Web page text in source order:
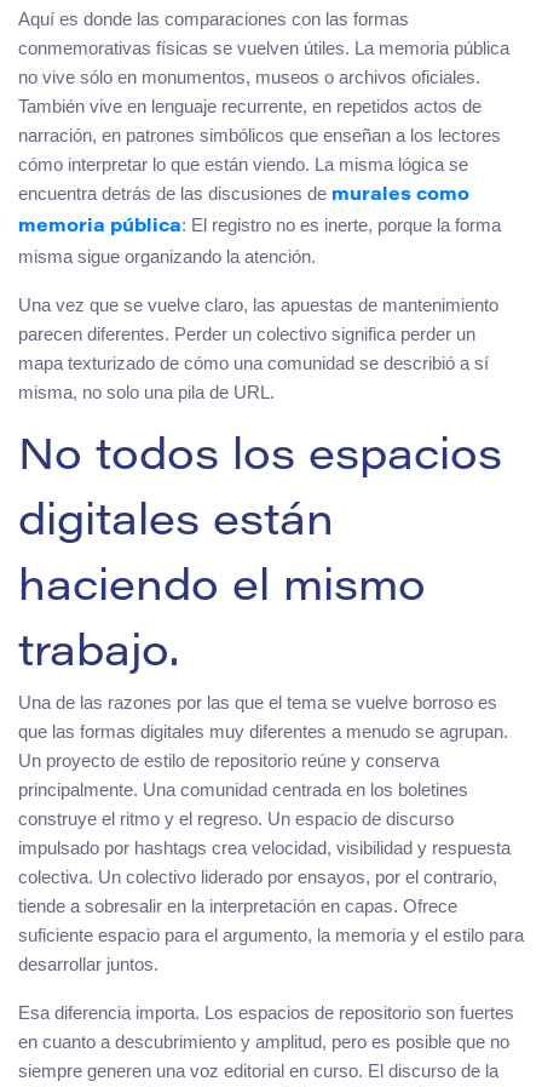
Aquí es donde las comparaciones con las formas
conmemorativas físicas se vuelven útiles. La memoria pública
no vive sólo en monumentos, museos o archivos oficiales.
También vive en lenguaje recurrente, en repetidos actos de
narración, en patrones simbólicos que enseñan a los lectores
cómo interpretar lo que están viendo. La misma lógica se
encuentra detrás de las discusiones de murales como
memoria pública: El registro no es inerte, porque la forma
misma sigue organizando la atención.
Una vez que se vuelve claro, las apuestas de mantenimiento
parecen diferentes. Perder un colectivo significa perder un
mapa texturizado de cómo una comunidad se describió a sí
misma, no solo una pila de URL.
No todos los espacios
digitales están
haciendo el mismo
trabajo.
Una de las razones por las que el tema se vuelve borroso es
que las formas digitales muy diferentes a menudo se agrupan.
Un proyecto de estilo de repositorio reúne y conserva
principalmente. Una comunidad centrada en los boletines
construye el ritmo y el regreso. Un espacio de discurso
impulsado por hashtags crea velocidad, visibilidad y respuesta
colectiva. Un colectivo liderado por ensayos, por el contrario,
tiende a sobresalir en la interpretación en capas. Ofrece
suficiente espacio para el argumento, la memoria y el estilo para
desarrollar juntos.
Esa diferencia importa. Los espacios de repositorio son fuertes
en cuanto a descubrimiento y amplitud, pero es posible que no
siempre generen una voz editorial en curso. El discurso de la